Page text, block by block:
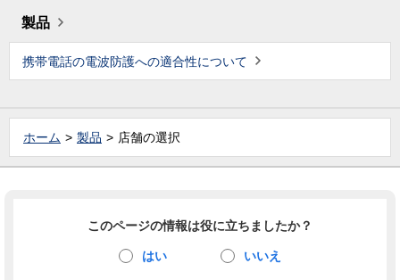
製品
携帯電話の電波防護への適合性について
ホーム 製品 店舗の選択
このページの情報は役に立ちましたか？
はい いいえ